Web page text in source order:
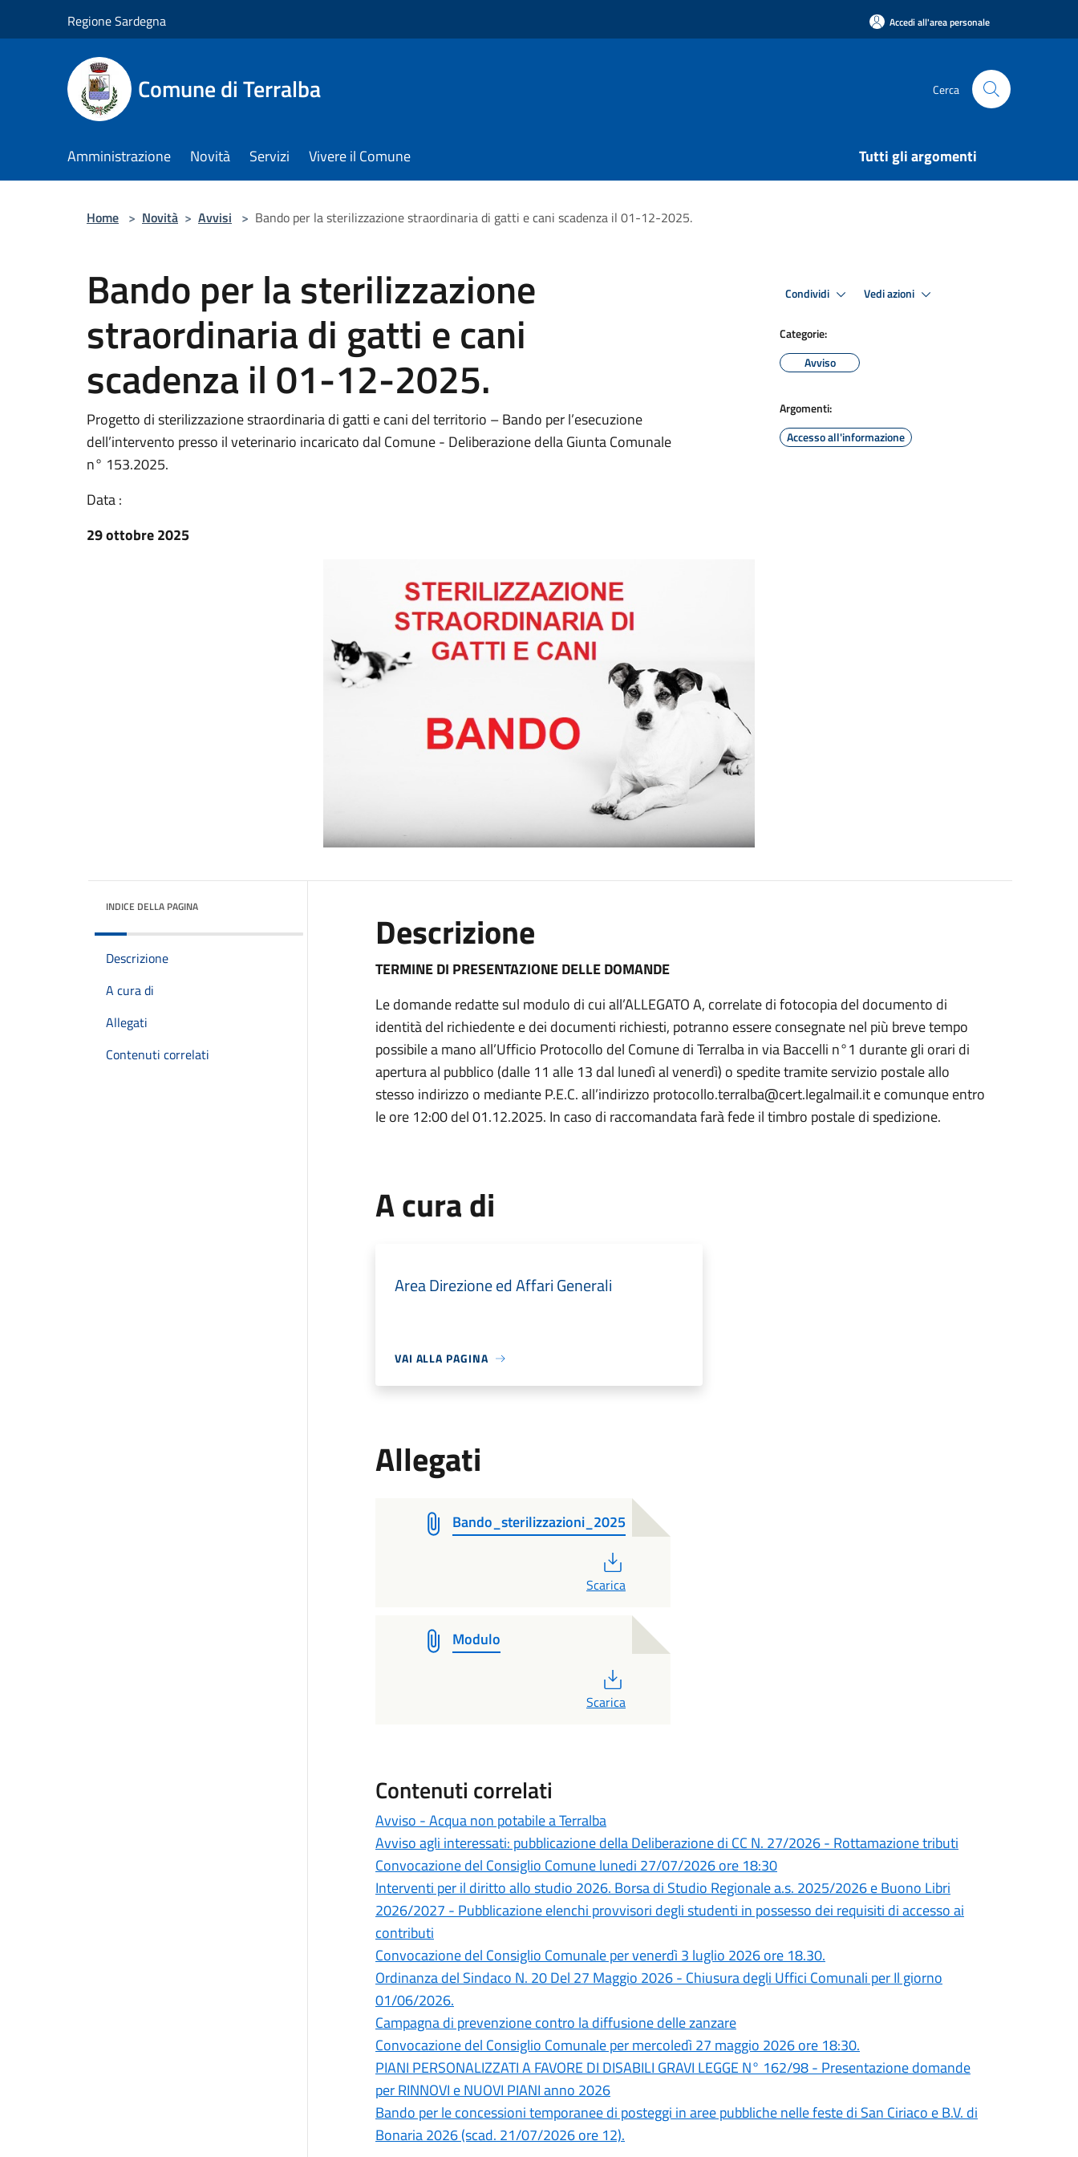
Regione Sardegna Accedi all'area personale
Comune di Terralba Cerca
Amministrazione Novità Servizi Vivere il Comune Tutti gli argomenti
Home > Novità > Avvisi > Bando per la sterilizzazione straordinaria di gatti e cani scadenza il 01-12-2025.
Bando per la sterilizzazione
straordinaria di gatti e cani
scadenza il 01-12-2025.
Progetto di sterilizzazione straordinaria di gatti e cani del territorio – Bando per l’esecuzione
dell’intervento presso il veterinario incaricato dal Comune - Deliberazione della Giunta Comunale
n° 153.2025.
Data :
29 ottobre 2025
Condividi Vedi azioni
Categorie:
Avviso
Argomenti:
Accesso all'informazione
INDICE DELLA PAGINA
Descrizione
A cura di
Allegati
Contenuti correlati
Descrizione
TERMINE DI PRESENTAZIONE DELLE DOMANDE
Le domande redatte sul modulo di cui all’ALLEGATO A, correlate di fotocopia del documento di
identità del richiedente e dei documenti richiesti, potranno essere consegnate nel più breve tempo
possibile a mano all’Ufficio Protocollo del Comune di Terralba in via Baccelli n°1 durante gli orari di
apertura al pubblico (dalle 11 alle 13 dal lunedì al venerdì) o spedite tramite servizio postale allo
stesso indirizzo o mediante P.E.C. all’indirizzo protocollo.terralba@cert.legalmail.it e comunque entro
le ore 12:00 del 01.12.2025. In caso di raccomandata farà fede il timbro postale di spedizione.
A cura di
Area Direzione ed Affari Generali
VAI ALLA PAGINA
Allegati
Bando_sterilizzazioni_2025
Scarica
Modulo
Scarica
Contenuti correlati
Avviso - Acqua non potabile a Terralba
Avviso agli interessati: pubblicazione della Deliberazione di CC N. 27/2026 - Rottamazione tributi
Convocazione del Consiglio Comune lunedi 27/07/2026 ore 18:30
Interventi per il diritto allo studio 2026. Borsa di Studio Regionale a.s. 2025/2026 e Buono Libri
2026/2027 - Pubblicazione elenchi provvisori degli studenti in possesso dei requisiti di accesso ai
contributi
Convocazione del Consiglio Comunale per venerdì 3 luglio 2026 ore 18.30.
Ordinanza del Sindaco N. 20 Del 27 Maggio 2026 - Chiusura degli Uffici Comunali per Il giorno
01/06/2026.
Campagna di prevenzione contro la diffusione delle zanzare
Convocazione del Consiglio Comunale per mercoledì 27 maggio 2026 ore 18:30.
PIANI PERSONALIZZATI A FAVORE DI DISABILI GRAVI LEGGE N° 162/98 - Presentazione domande
per RINNOVI e NUOVI PIANI anno 2026
Bando per le concessioni temporanee di posteggi in aree pubbliche nelle feste di San Ciriaco e B.V. di
Bonaria 2026 (scad. 21/07/2026 ore 12).